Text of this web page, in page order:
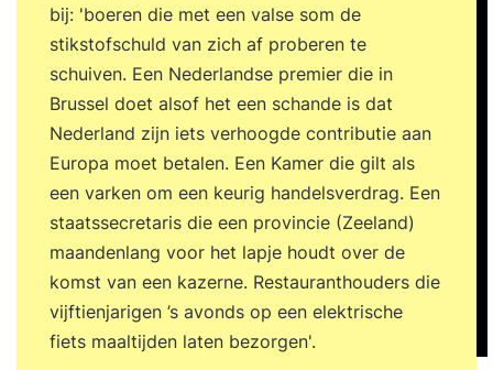
bij: 'boeren die met een valse som de
stikstofschuld van zich af proberen te
schuiven. Een Nederlandse premier die in
Brussel doet alsof het een schande is dat
Nederland zijn iets verhoogde contributie aan
Europa moet betalen. Een Kamer die gilt als
een varken om een keurig handelsverdrag. Een
staatssecretaris die een provincie (Zeeland)
maandenlang voor het lapje houdt over de
komst van een kazerne. Restauranthouders die
vijftienjarigen ’s avonds op een elektrische
fiets maaltijden laten bezorgen'.